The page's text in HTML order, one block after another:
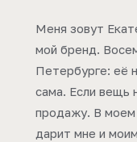
Меня зовут
мой бренд.
Петербурге: её
сама. Если вещь
продажу. В моем
дарит мне и